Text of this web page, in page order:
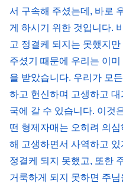
는 사람은 형벌ㆍ심판
나고 그 후에 다 훼멸
땅에서 생존할 수 없다.
부류의 사람들이 존재
은 최후의 안식의 땅으
과 사람이 함께 누리
없다. 왜냐하면 그들은
지 의인이 아니기 때문
하나님은 사람과 함께
서 구속해 주셨는데, 바로
게 하시기 위한 것입니다.
고 정결케 되지는 못했지
주셨기 때문에 우리는 이
을 받았습니다. 우리가 모
하고 헌신하며 고생하고
국에 갈 수 있습니다. 이것
떤 형제자매는 오히려 의
해 고생하면서 사역하고
정결케 되지 못했고, 또한
거룩하게 되지 못하면 주